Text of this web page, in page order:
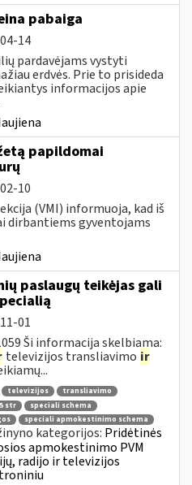
pabaiga
14
pardavėjams vystyti
erdvės. Prie to prisideda
informacijos apie
papildomai
10
(VMI) informuoja, kad iš
dirbantiems gyventojams
paslaugų teikėjas gali
01
Ši informacija skelbiama:
televizijos transliavimo ir
televizijos
transliavimo
str
speciali schema
speciali apmokestinimo schema
kategorijos: Pridėtinės
apmokestinimo PVM
radijo ir televizijos